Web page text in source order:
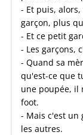
- Et puis,
garçon, plus
- Et ce petit
- Les garçons,
- Quand sa
qu'est-ce que
une poupée, il
foot.
- Mais c'est un
les autres.